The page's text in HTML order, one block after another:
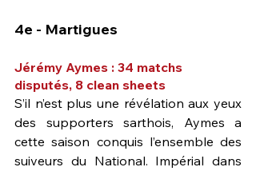
4e - Martigues
Jérémy Aymes : 34 matchs
disputés, 8 clean sheets
S’il n’est plus une révélation aux yeux
des supporters sarthois, Aymes a
cette saison conquis l’ensemble des
suiveurs du National. Impérial dans